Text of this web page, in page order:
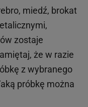
miedź, brokat
zostaje
że w razie
z wybranego
próbkę można